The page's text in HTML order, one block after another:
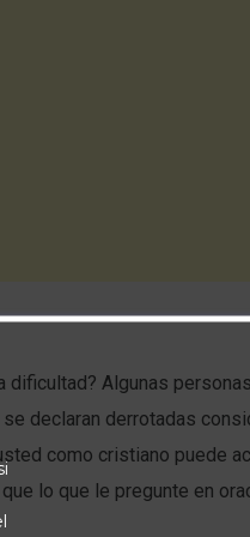
dificultad? Algunas
declaran derrotadas
como cristiano puede
lo que le pregunte en